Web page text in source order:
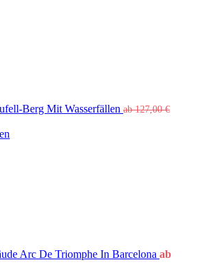
Berg Mit Wasserfällen ab127,00€
Arc De Triomphe In Barcelona ab